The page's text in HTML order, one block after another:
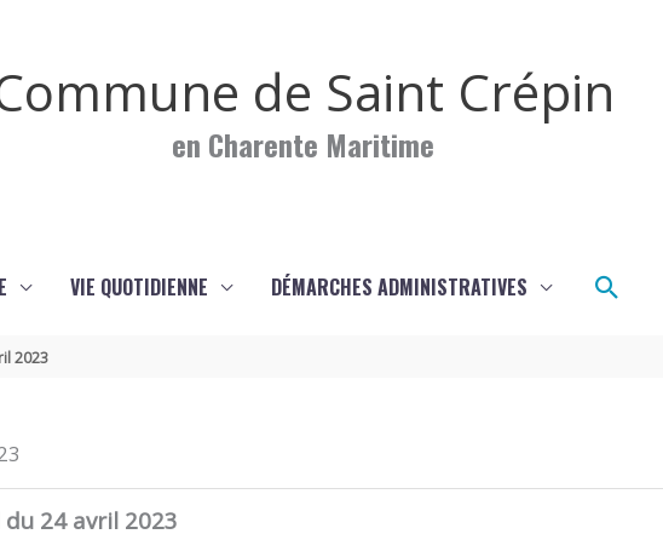
de Saint Crépin
en Charente Maritime
VIE QUOTIDIENNE DÉMARCHES ADMINISTRATIVES
2023
24 avril 2023